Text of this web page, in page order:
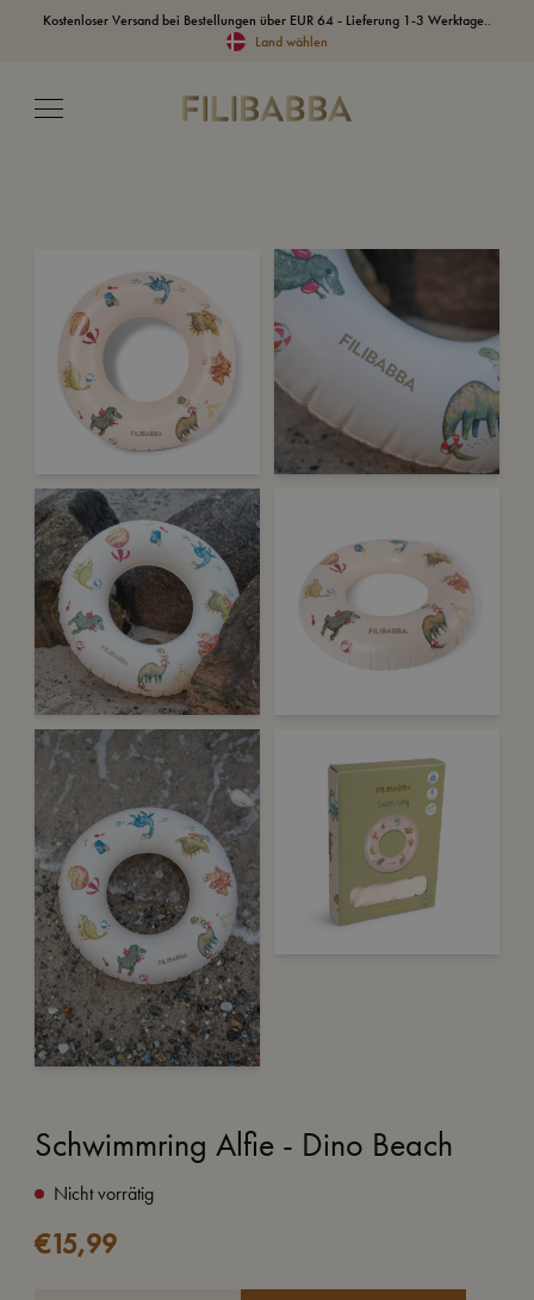
Kostenloser Versand bei Bestellungen über EUR 64 - Lieferung 1-3 Werktage..
Land wählen
Schwimmring Alfie - Dino Beach
Nicht vorrätig
€15,99